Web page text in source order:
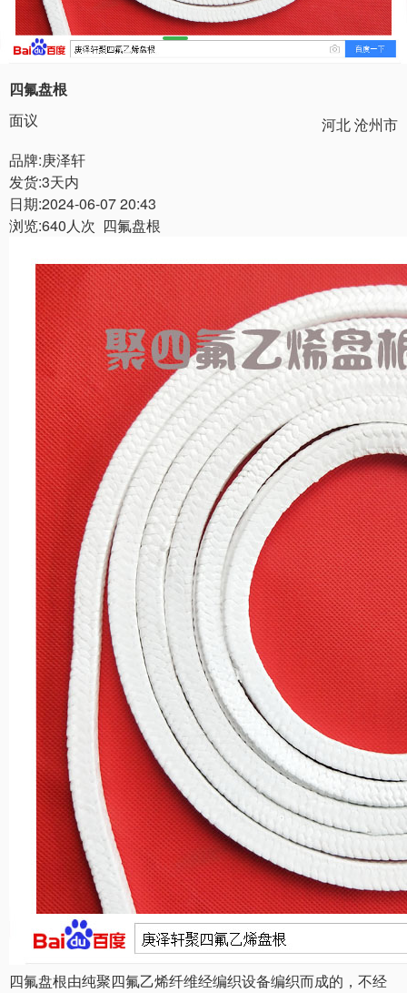
四氟盘根
面议
河北 沧州市
品牌:庚泽轩
发货:3天内
日期:2024-06-07 20:43
浏览:640人次 四氟盘根
四氟盘根由纯聚四氟乙烯纤维经编织设备编织而成的，不经